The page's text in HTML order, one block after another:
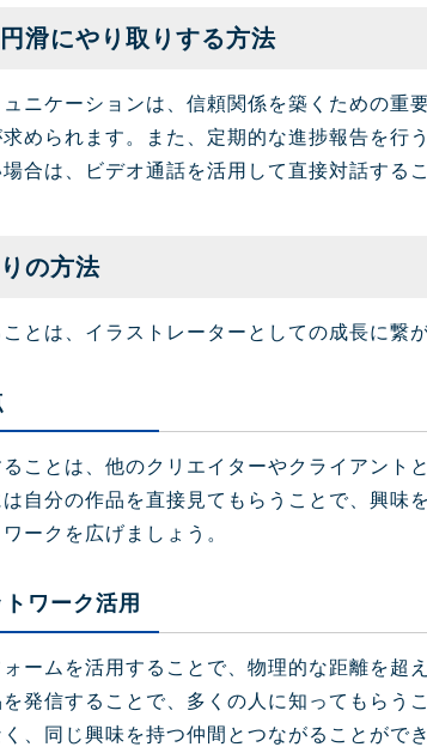
滑にやり取りする方法
ニケーションは、信頼関係を築くための
められます。また、定期的な進捗報告を
合は、ビデオ通話を活用して直接対話する
の方法
とは、イラストレーターとしての成長に繋
ことは、他のクリエイターやクライアン
自分の作品を直接見てもらうことで、興
ークを広げましょう。
ワーク活用
ームを活用することで、物理的な距離を
発信することで、多くの人に知ってもら
、同じ興味を持つ仲間とつながることができ